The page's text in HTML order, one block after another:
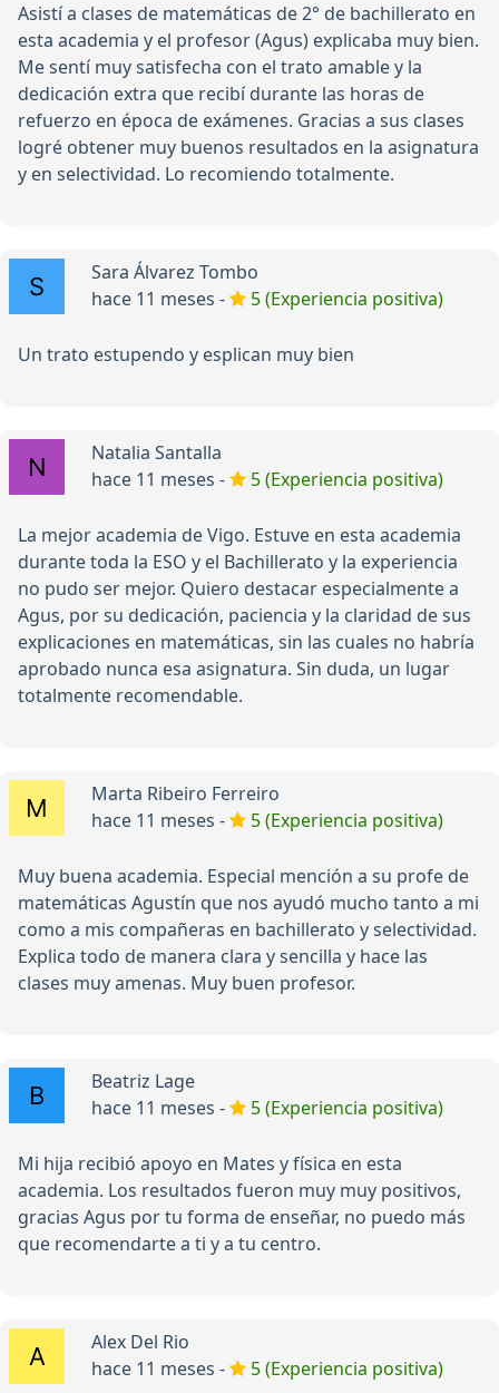
Asistí a clases de matemáticas de 2° de bachillerato en
esta academia y el profesor (Agus) explicaba muy bien.
Me sentí muy satisfecha con el trato amable y la
dedicación extra que recibí durante las horas de
refuerzo en época de exámenes. Gracias a sus clases
logré obtener muy buenos resultados en la asignatura
y en selectividad. Lo recomiendo totalmente.
Sara Álvarez Tombo
hace 11 meses -
5 (Experiencia positiva)
Un trato estupendo y esplican muy bien
Natalia Santalla
hace 11 meses -
5 (Experiencia positiva)
La mejor academia de Vigo. Estuve en esta academia
durante toda la ESO y el Bachillerato y la experiencia
no pudo ser mejor. Quiero destacar especialmente a
Agus, por su dedicación, paciencia y la claridad de sus
explicaciones en matemáticas, sin las cuales no habría
aprobado nunca esa asignatura. Sin duda, un lugar
totalmente recomendable.
Marta Ribeiro Ferreiro
hace 11 meses -
5 (Experiencia positiva)
Muy buena academia. Especial mención a su profe de
matemáticas Agustín que nos ayudó mucho tanto a mi
como a mis compañeras en bachillerato y selectividad.
Explica todo de manera clara y sencilla y hace las
clases muy amenas. Muy buen profesor.
Beatriz Lage
hace 11 meses -
5 (Experiencia positiva)
Mi hija recibió apoyo en Mates y física en esta
academia. Los resultados fueron muy muy positivos,
gracias Agus por tu forma de enseñar, no puedo más
que recomendarte a ti y a tu centro.
Alex Del Rio
hace 11 meses -
5 (Experiencia positiva)